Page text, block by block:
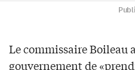
Le commissaire Boileau
gouvernement de